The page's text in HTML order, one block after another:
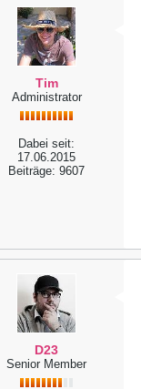
Tim
Administrator
Dabei seit:
17.06.2015
Beiträge: 9607
D23
Senior Member